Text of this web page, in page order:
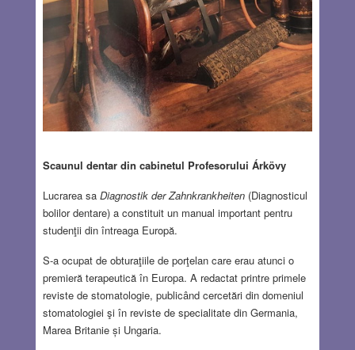
Scaunul dentar din cabinetul Profesorului Árkövy
Lucrarea sa Diagnostik der Zahnkrankheiten(Diagnosticul
bolilor dentare) a constituit un manual important pentru
studenţii din întreaga Europă.
S-a ocupat de obturaţiile de porţelan care erau atunci o
premieră terapeutică în Europa. A redactat printre primele
reviste de stomatologie, publicând cercetări din domeniul
stomatologiei şi în reviste de specialitate din Germania,
Marea Britanie și Ungaria.